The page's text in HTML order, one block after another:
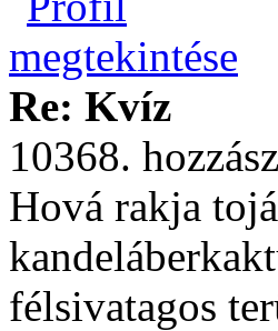
Re: Kvíz
10368.
Hová rakja
félsivatagos